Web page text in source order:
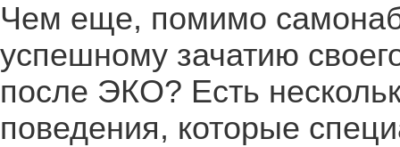
Чем еще, помимо
успешному зачатию
после ЭКО? Есть
поведения, которые